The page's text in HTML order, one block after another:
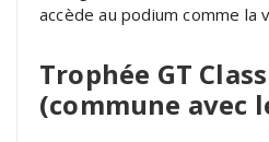
accède au podium comme la
Trophée GT
(commune avec